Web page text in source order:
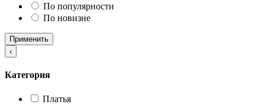
По популярности
По новизне
Применить
‹
Категория
Платья